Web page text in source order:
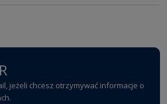
jeżeli chcesz otrzymywać informacje o